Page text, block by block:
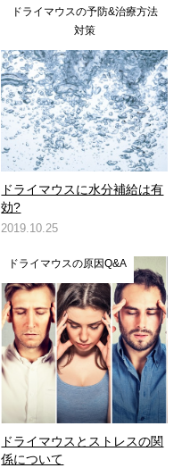
ドライマウスの予防&治療方法
対策
ドライマウスに水分補給は有
効?
2019.10.25
ドライマウスの原因Q&A
ドライマウスとストレスの関
係について